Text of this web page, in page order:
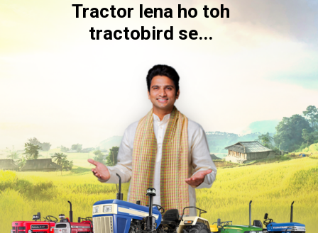
Tractor lena ho toh
tractobird se...